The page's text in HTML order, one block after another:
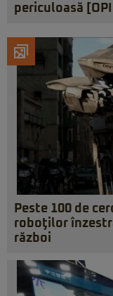
periculoasă
Peste 100 de
roboţilor
război